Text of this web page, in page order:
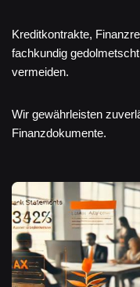
Kreditkontrakte,
fachkundig
vermeiden.
Wir gewährleisten
Finanzdokumente.